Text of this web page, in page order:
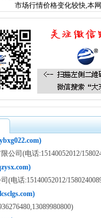
市场行情价格变化较快,本
公司(电话:15140052012/
(电话:15140052012/